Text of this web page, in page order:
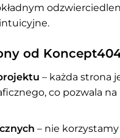
od
– każda strona
co pozwala na
– nie